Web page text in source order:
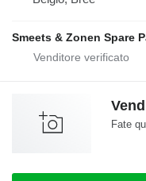
Smeets & Zonen Spare
Fate